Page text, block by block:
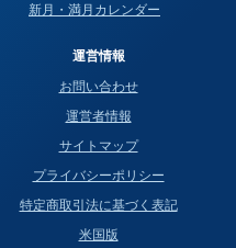
新月・満月カレンダー
運営情報
お問い合わせ
運営者情報
サイトマップ
プライバシーポリシー
特定商取引法に基づく表記
米国版